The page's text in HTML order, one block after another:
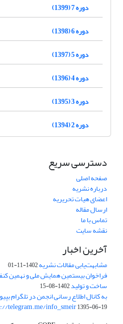
دوره 7 (1399)
دوره 6 (1398)
دوره 5 (1397)
دوره 4 (1396)
دوره 3 (1395)
دوره 2 (1394)
دسترسی سریع
صفحه اصلی
درباره نشریه
اعضای هیات تحریریه
ارسال مقاله
تماس با ما
نقشه سایت
آخرین اخبار
مشابهت‌یابی مقالات نشریه1402-11-01
فراخوان بیستمین همایش ملی و نهمین
ساخت و تولید1402-08-15
به کانال اطلاع رسانی انجمن در تلگرام
telegram.me/info_smeir1395-06-19